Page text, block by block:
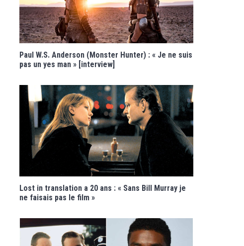
Paul W.S. Anderson (Monster Hunter) : « Je ne suis
pas un yes man » [interview]
Lost in translation a 20 ans : « Sans Bill Murray je
ne faisais pas le film »